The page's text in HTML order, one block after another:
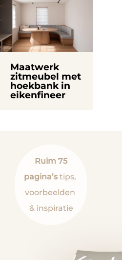
Maatwerk
zitmeubel met
hoekbank in
eikenfineer
Ruim 75
pagina’s tips,
voorbeelden
& inspiratie